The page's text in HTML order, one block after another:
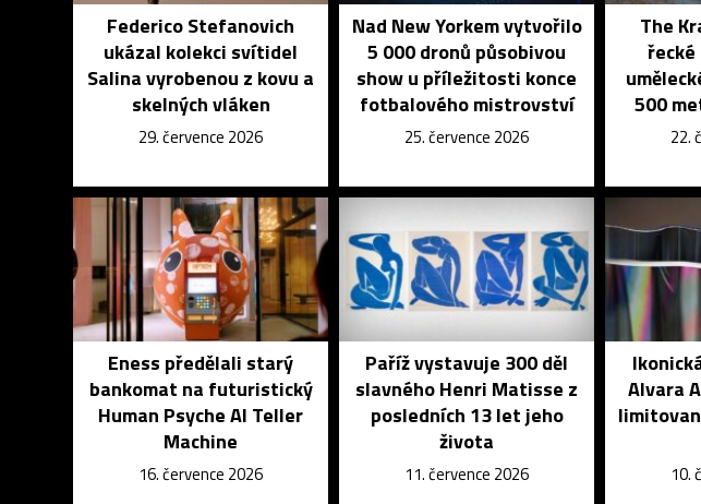
Federico Stefanovich
ukázal kolekci svítidel
Salina vyrobenou z kovu a
skelných vláken
29. července 2026
Nad New Yorkem vytvořilo
5 000 dronů působivou
show u příležitosti konce
fotbalového mistrovství
25. července 2026
The
řecké
500
22.
Eness předělali starý
bankomat na futuristický
Human Psyche AI Teller
Machine
16. července 2026
Paříž vystavuje 300 děl
slavného Henri Matisse z
posledních 13 let jeho
života
11. července 2026
Alvara
10.